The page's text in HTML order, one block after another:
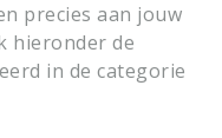
precies aan jouw
hieronder de
in de categorie